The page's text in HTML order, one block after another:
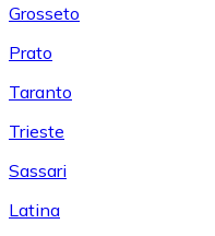
Grosseto
Prato
Taranto
Trieste
Sassari
Latina